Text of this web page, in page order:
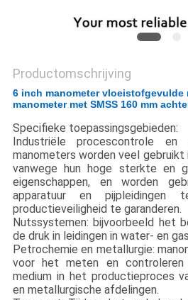
Productomschrijving
6 inch manometer vloeistofgevulde
manometer met SMSS 160 mm
Specifieke toepassingsgebieden:
Industriële procescontrole en
manometers worden veel gebruikt
vanwege hun hoge sterkte en
eigenschappen, en worden
apparatuur en
productieveiligheid te garanderen.
Nutssystemen: bijvoorbeeld het
de druk in leidingen in water- en
Petrochemie en metallurgie:
voor het meten en
medium in het productieproces
en metallurgische afdelingen.